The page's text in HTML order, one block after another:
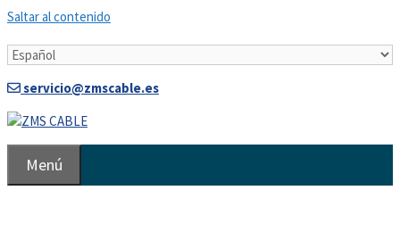
Saltar al contenido
servicio@zmscable.es
Menú